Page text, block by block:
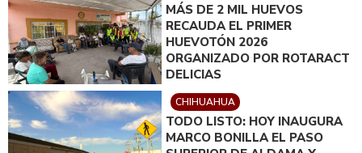
MÁS DE 2 MIL HUEVOS
RECAUDA EL PRIMER
HUEVOTÓN 2026
ORGANIZADO POR ROTARACT
DELICIAS
CHIHUAHUA
TODO LISTO: HOY INAUGURA
MARCO BONILLA EL PASO